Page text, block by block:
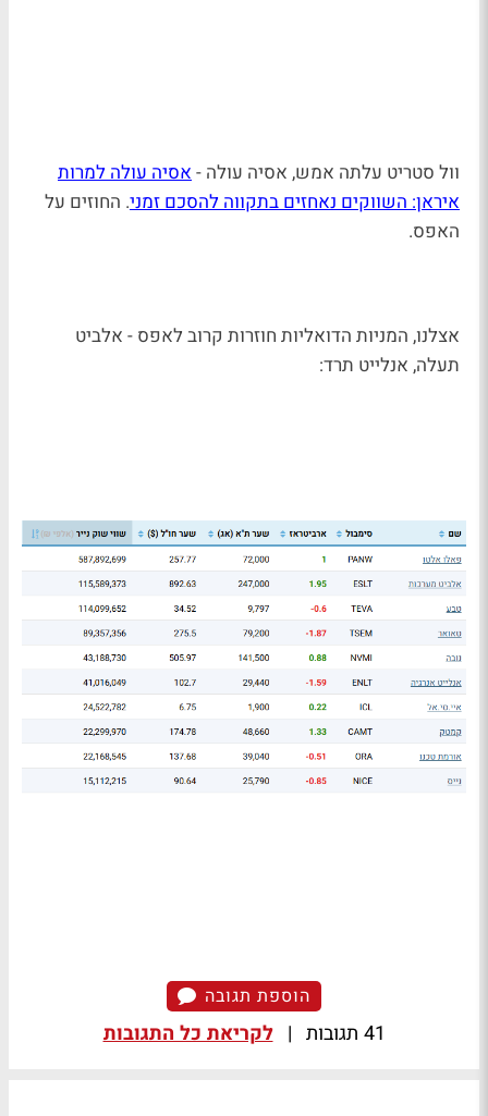
וול סטריט עלתה אמש, אסיה עולה -אסיה עולה למרות
איראן: השווקים נאחזים בתקווה להסכם זמני. החוזים על
האפס.
אצלנו, המניות הדואליות חוזרות קרוב לאפס - אלביט
תעלה, אנלייט תרד:
הוספת תגובה
41 תגובות | לקריאת כל התגובות